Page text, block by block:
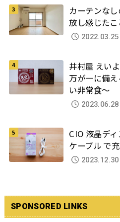
カーテンな
放し感じたこ
2022.03.25
井村屋 えい
万が一に備
い非常食～
2023.06.28
CIO 液晶デ
ケーブル で
2023.12.30
SPONSORED LINKS